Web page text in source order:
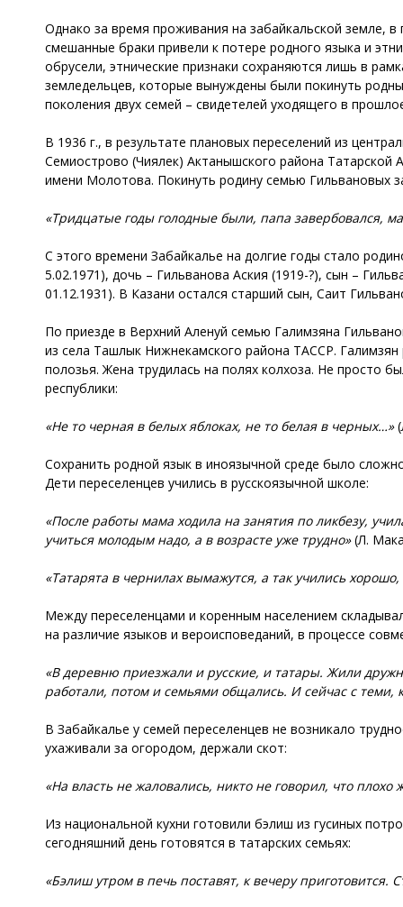
Однако за время проживания на забайкальской земле,
смешанные браки привели к потере родного языка и
обрусели, этнические признаки сохраняются лишь в
земледельцев, которые вынуждены были покинуть
поколения двух семей – свидетелей уходящего в
В 1936 г., в результате плановых переселений из
Семиострово (Чиялек) Актанышского района Татарской
имени Молотова. Покинуть родину семью Гильвановых
«Тридцатые годы голодные были, папа завербовался,
С этого времени Забайкалье на долгие годы стало
5.02.1971), дочь – Гильванова Аския (1919-?), сын –
01.12.1931). В Казани остался старший сын, Саит
По приезде в Верхний Аленуй семью Галимзяна
из села Ташлык Нижнекамского района ТАССР. Галимзян
полозья. Жена трудилась на полях колхоза. Не просто
республики:
«Не то черная в белых яблоках, не то белая в черных…»
Сохранить родной язык в иноязычной среде было
Дети переселенцев учились в русскоязычной школе:
«После работы мама ходила на занятия по ликбезу,
учиться молодым надо, а в возрасте уже трудно»(Л.
«Татарята в чернилах вымажутся, а так учились
Между переселенцами и коренным населением
на различие языков и вероисповеданий, в процессе
«В деревню приезжали и русские, и татары. Жили
работали, потом и семьями общались. И сейчас с теми,
В Забайкалье у семей переселенцев не возникало
ухаживали за огородом, держали скот:
«На власть не жаловались, никто не говорил, что плохо
Из национальной кухни готовили бэлиш из гусиных
сегодняшний день готовятся в татарских семьях:
«Бэлиш утром в печь поставят, к вечеру приготовится.